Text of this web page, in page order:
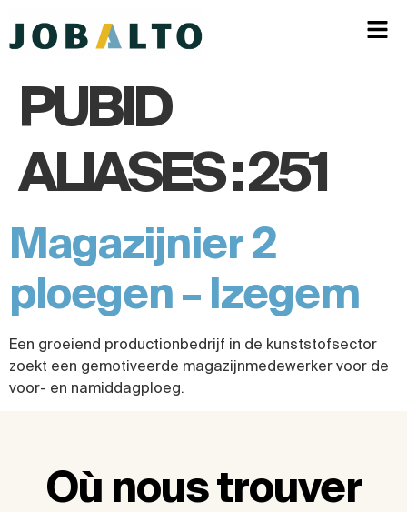
PUBID
ALIASES :251
Magazijnier 2
ploegen – Izegem
Een groeiend productionbedrijf in de kunststofsector
zoekt een gemotiveerde magazijnmedewerker voor de
voor- en namiddagploeg.
Où nous trouver